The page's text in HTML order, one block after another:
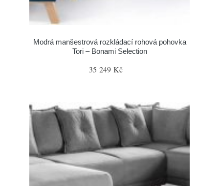
Modrá manšestrová rozkládací rohová pohovka
Tori – Bonami Selection
35 249 Kč